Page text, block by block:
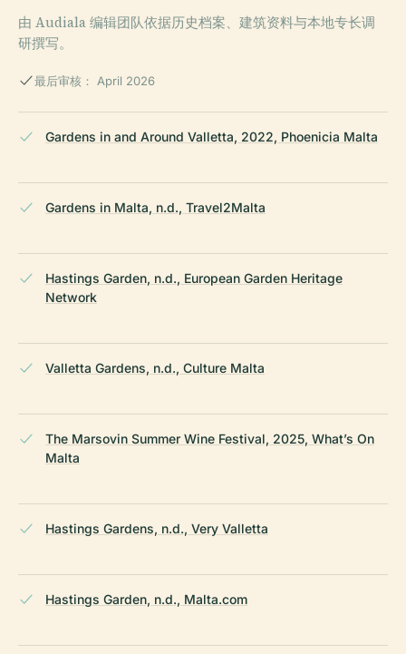
由 Audiala 编辑团队依据历史档案、建筑资料与本地专长调
研撰写。
最后审核： April 2026
Gardens in and Around Valletta, 2022, Phoenicia Malta
Gardens in Malta, n.d., Travel2Malta
Hastings Garden, n.d., European Garden Heritage
Network
Valletta Gardens, n.d., Culture Malta
The Marsovin Summer Wine Festival, 2025, What’s On
Malta
Hastings Gardens, n.d., Very Valletta
Hastings Garden, n.d., Malta.com